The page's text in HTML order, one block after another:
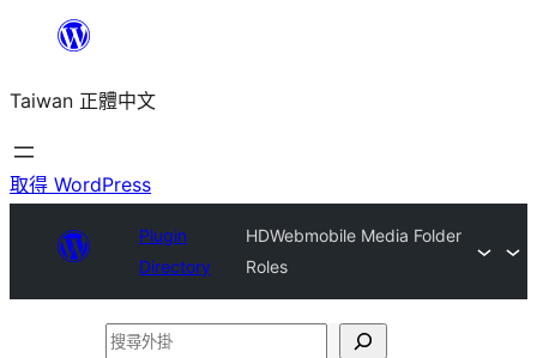
主
要
內
Taiwan 正體中文
取得 WordPress
Plugin
Directory
HDWebmobile Media Folder
Roles
搜